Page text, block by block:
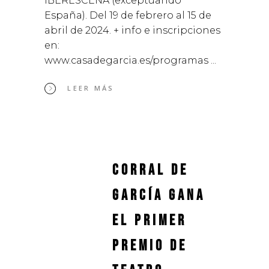
España). Del 19 de febrero al 15 de
abril de 2024. + info e inscripciones
en:
www.casadegarcia.es/programas
LEER MÁS
Corral de
García gana
el Primer
Premio de